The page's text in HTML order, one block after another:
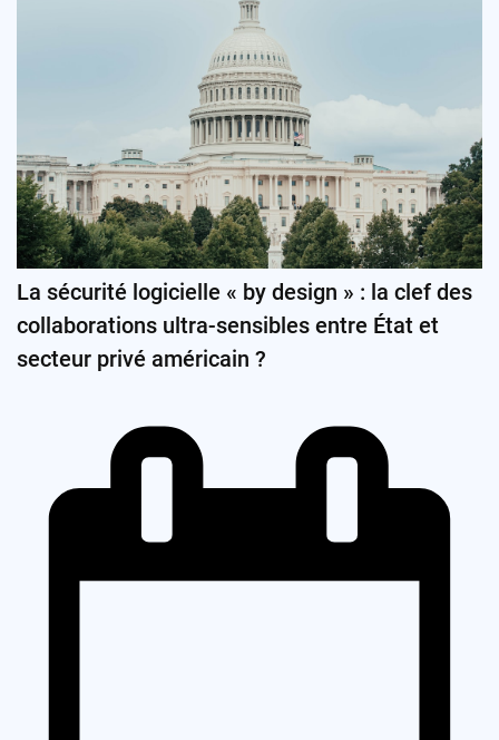
La sécurité logicielle « by design » : la clef des
collaborations ultra-sensibles entre État et
secteur privé américain ?